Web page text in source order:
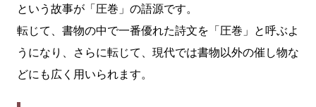
という故事が「圧巻」の語源です。
転じて、書物の中で一番優れた詩文を「圧巻」と呼ぶよ
うになり、さらに転じて、現代では書物以外の催し物な
どにも広く用いられます。